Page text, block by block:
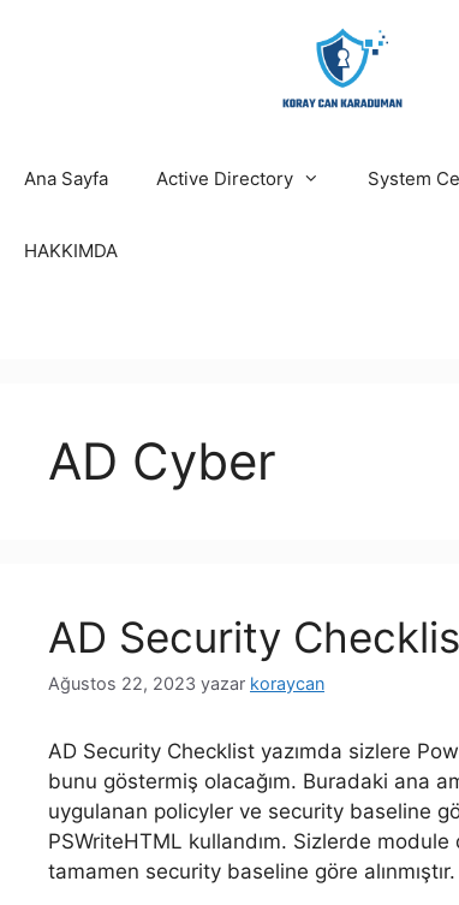
Ana Sayfa Active Directory System
HAKKIMDA
AD Cyber
AD Security
Ağustos 22, 2023 yazar koraycan
AD Security Checklist yazımda sizlere
bunu göstermiş olacağım. Buradaki ana
uygulanan policyler ve security baseline
PSWriteHTML kullandım. Sizlerde
tamamen security baseline göre